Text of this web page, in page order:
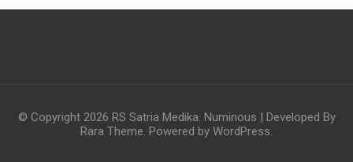
© Copyright 2026 RS Satria Medika. Numinous | Developed By
Rara Theme. Powered by WordPress.